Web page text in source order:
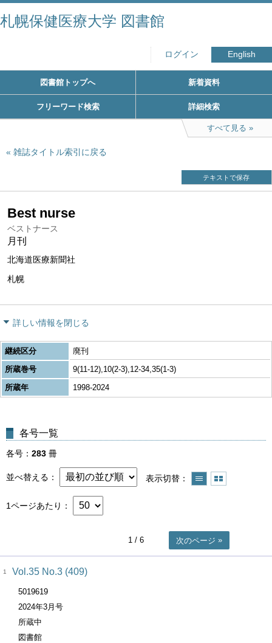
札幌保健医療大学 図書館
ログイン English
図書館トップへ 新着資料
フリーワード検索 詳細検索
すべて見る
雑誌タイトル索引に戻る
テキストで保存
Best nurse
ベストナース
月刊
北海道医療新聞社
札幌
詳しい情報を閉じる
継続区分
廃刊
所蔵巻号
9(11-12),10(2-3),12-34,35(1-3)
所蔵年
1998-2024
各号一覧
各号 283 冊
並べ替える 表示切替
1ページあたり
1 / 6 次のページ
1 Vol.35 No.3 (409)
5019619
2024年3月号
所蔵中
図書館